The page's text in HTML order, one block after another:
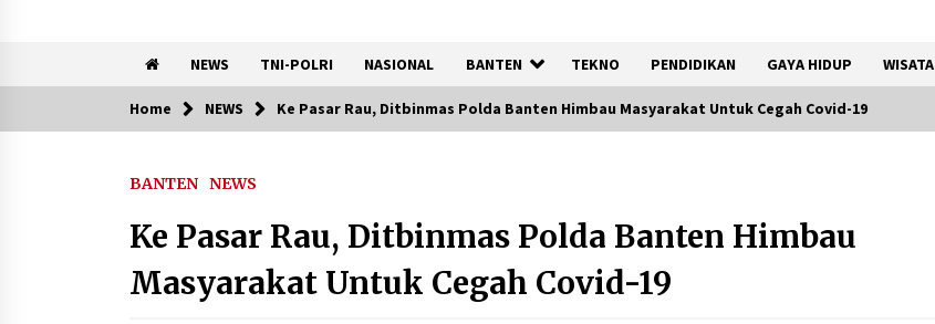
NEWS TNI-POLRI NASIONAL BANTEN TEKNO PENDIDIKAN GAYA HIDUP WISATA
Trending Now
Semangat Pelayanan dan
Kebersamaan
8 Agustus 2026
Wujudkan Lansia Sehat, Aktif,
Home NEWS Ke Pasar Rau, Ditbinmas Polda Banten Himbau Masyarakat Untuk Cegah Covid-19
BANTEN NEWS
Ke Pasar Rau, Ditbinmas Polda Banten Himbau
Masyarakat Untuk Cegah Covid-19